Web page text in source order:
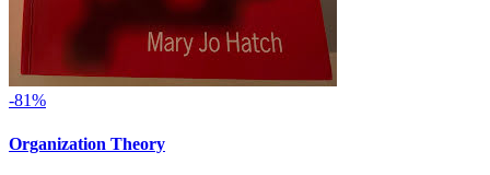
-81%
Organization Theory